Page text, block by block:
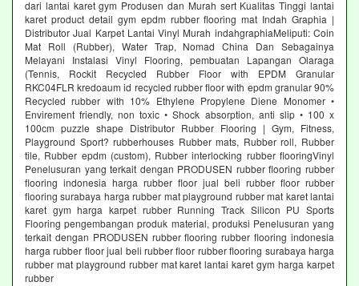
dari lantai karet gym Produsen dan Murah sert Kualitas Tinggi lantai
karet product detail gym epdm rubber flooring mat Indah Graphia |
Distributor Jual Karpet Lantai Vinyl Murah indahgraphiaMeliputi: Coin
Mat Roll (Rubber), Water Trap, Nomad China Dan Sebagainya
Melayani Instalasi Vinyl Flooring, pembuatan Lapangan Olaraga
(Tennis, Rockit Recycled Rubber Floor with EPDM Granular
RKC04FLR kredoaum id recycled rubber floor with epdm granular 90%
Recycled rubber with 10% Ethylene Propylene Diene Monomer •
Envirement friendly, non toxic • Shock absorption, anti slip • 100 x
100cm puzzle shape Distributor Rubber Flooring | Gym, Fitness,
Playground Sport? rubberhouses Rubber mats, Rubber roll, Rubber
tile, Rubber epdm (custom), Rubber interlocking rubber flooringVinyl
Penelusuran yang terkait dengan PRODUSEN rubber flooring rubber
flooring indonesia harga rubber floor jual beli rubber floor rubber
flooring surabaya harga rubber mat playground rubber mat karet lantai
karet gym harga karpet rubber Running Track Silicon PU Sports
Flooring pengembangan produk material, produksi Penelusuran yang
terkait dengan PRODUSEN rubber flooring rubber flooring indonesia
harga rubber floor jual beli rubber floor rubber flooring surabaya harga
rubber mat playground rubber mat karet lantai karet gym harga karpet
rubber